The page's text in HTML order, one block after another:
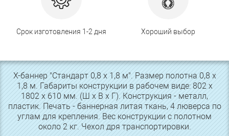
Срок изготовления 1-2 дня Хороший выбор
Х-баннер "Стандарт 0,8 х 1,8 м". Размер полотна 0,8 х
1,8 м. Габариты конструкции в рабочем виде: 802 х
1802 х 610 мм. (Ш х В х Г). Конструкция - металл,
пластик. Печать - баннерная литая ткань, 4 люверса по
углам для крепления. Вес конструкции с полотном
около 2 кг. Чехол дря транспортировки.